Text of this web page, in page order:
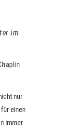
im
nur
einen
immer